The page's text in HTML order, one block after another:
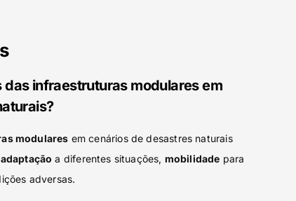
das infraestruturas modulares em
modulares em cenários de desastres naturais
adaptação a diferentes situações, mobilidade para
adversas.